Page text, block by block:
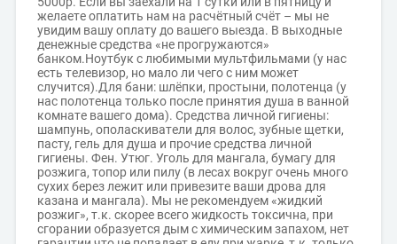
желаете оплатить нам на расчётный счёт – мы не
увидим вашу оплату до вашего выезда. В выходные
денежные средства «не прогружаются»
банком.Ноутбук с любимыми мультфильмами (у нас
есть телевизор, но мало ли чего с ним может
случится).Для бани: шлёпки, простыни, полотенца (у
нас полотенца только после принятия душа в ванной
комнате вашего дома). Средства личной гигиены:
шампунь, ополаскиватели для волос, зубные щетки,
пасту, гель для душа и прочие средства личной
гигиены. Фен. Утюг. Уголь для мангала, бумагу для
розжига, топор или пилу (в лесах вокруг очень много
сухих берез лежит или привезите ваши дрова для
казана и мангала). Мы не рекомендуем «жидкий
розжиг», т.к. скорее всего жидкость токсична, при
сгорании образуется дым с химическим запахом, нет